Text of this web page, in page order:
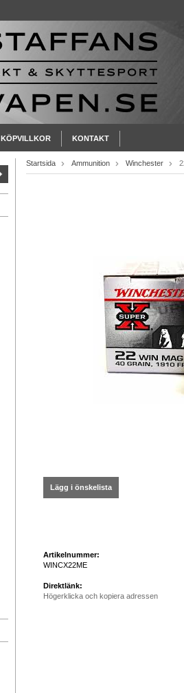
KÖPVILLKOR KONTAKT
Startsida Ammunition Winchester
Lägg i önskelista
Artikelnummer:
WINCX22ME
Direktlänk:
Högerklicka och kopiera adressen